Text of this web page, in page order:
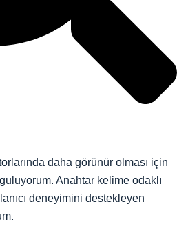
daha görünür olması için
Anahtar kelime odaklı
deneyimini destekleyen